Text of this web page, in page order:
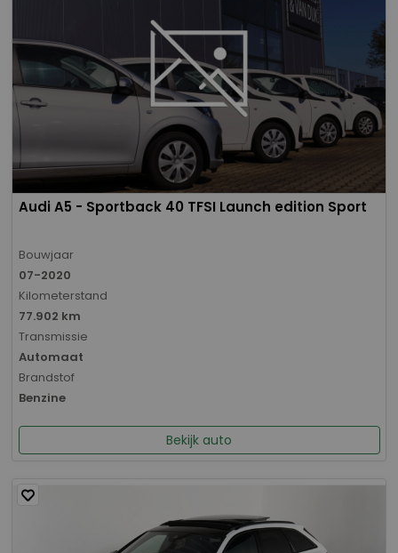
Audi A5 - Sportback 40 TFSI Launch edition Sport
Bouwjaar
07-2020
Kilometerstand
77.902 km
Transmissie
Automaat
Brandstof
Benzine
Bekijk auto